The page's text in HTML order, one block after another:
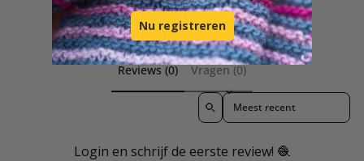
Bekijk wat onze klanten maken
Reviews (0) Vragen (0)
Sort reviews by
Login en schrijf de eerste review! 🧶
Nu registreren